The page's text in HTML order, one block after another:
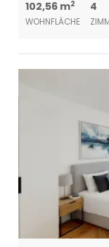
102,56 m2
WOHNFLÄCHE
4